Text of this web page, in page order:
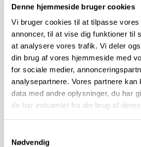
Denne hjemmeside bruger cookies
Vi bruger cookies til at tilpasse vores
annoncer, til at vise dig funktioner til
at analysere vores trafik. Vi deler
din brug af vores hjemmeside med
for sociale medier,
analysepartnere. Vores partnere kan
data med andre oplysninger, du har
de har indsamlet fra din brug af
Nødvendig
TERMINAL 2
Kundemødet 4. del –
(kernen)